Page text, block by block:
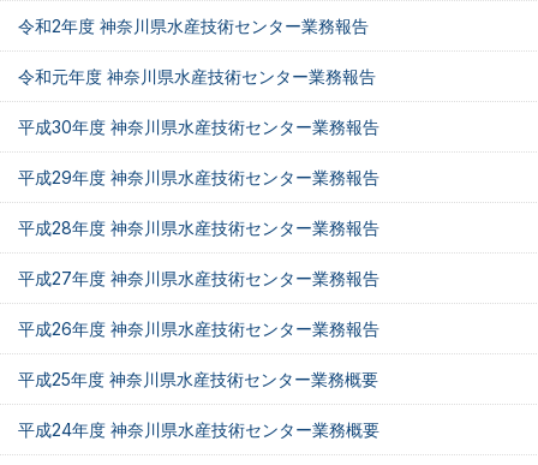
令和2年度 神奈川県水産技術センター業務報告
令和元年度 神奈川県水産技術センター業務報告
平成30年度 神奈川県水産技術センター業務報告
平成29年度 神奈川県水産技術センター業務報告
平成28年度 神奈川県水産技術センター業務報告
平成27年度 神奈川県水産技術センター業務報告
平成26年度 神奈川県水産技術センター業務報告
平成25年度 神奈川県水産技術センター業務概要
平成24年度 神奈川県水産技術センター業務概要